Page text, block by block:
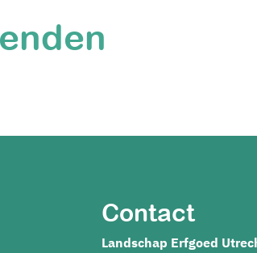
Contact
Landschap Erfgoed